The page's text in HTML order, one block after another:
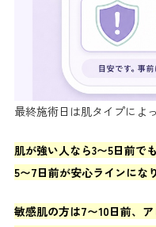
最終施術日は肌タイプによ
肌が強い人なら3〜5日前で
5〜7日前が安心ラインにな
敏感肌の方は7〜10日前、